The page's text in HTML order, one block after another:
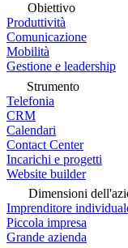
Obiettivo
Produttività
Comunicazione
Mobilità
Gestione e leadership
Strumento
Telefonia
CRM
Calendari
Contact Center
Incarichi e progetti
Website builder
Dimensioni
Imprenditore
Piccola impresa
Grande azienda